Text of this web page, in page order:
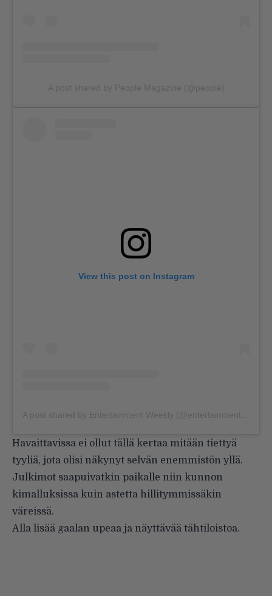
A post shared by People Magazine (@people)
View this post on Instagram
Havaittavissa ei ollut tällä kertaa mitään tiettyä
tyyliä, jota olisi näkynyt selvän enemmistön yllä.
Julkimot saapuivatkin paikalle niin kunnon
kimalluksissa kuin astetta hillitymmissäkin
väreissä.
Alla lisää gaalan upeaa ja näyttävää tähtiloistoa.